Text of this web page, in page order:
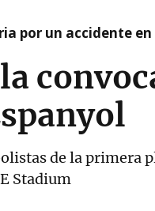
por un accidente en
de la
Stadium